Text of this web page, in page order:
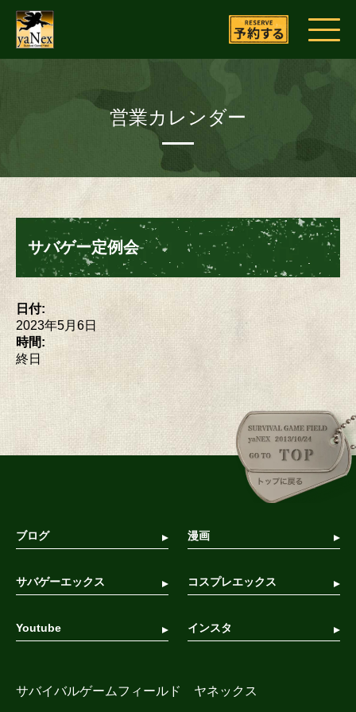
営業カレンダー
サバゲー定例会
日付:
2023年5月6日
時間:
終日
サバイバルゲームフィールド ヤネックス
ブログ 漫画
サバゲーエックス コスプレエックス
Youtube インスタ